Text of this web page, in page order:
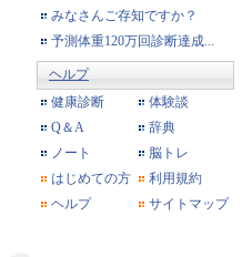
みなさんご存知ですか？
予測体重120万回診断達成...
ヘルプ
健康診断
体験談
Q＆A
辞典
ノート
脳トレ
はじめての方
利用規約
ヘルプ
サイトマップ